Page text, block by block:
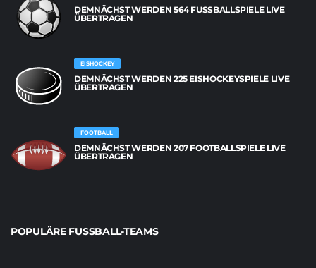
DEMNÄCHST WERDEN 564 FUSSBALLSPIELE LIVE Ü
BERTRAGEN
EISHOCKEY
DEMNÄCHST WERDEN 225 EISHOCKEYSPIELE LIVE
ÜBERTRAGEN
FOOTBALL
DEMNÄCHST WERDEN 207 FOOTBALLSPIELE LIVE
ÜBERTRAGEN
POPULÄRE FUSSBALL-TEAMS